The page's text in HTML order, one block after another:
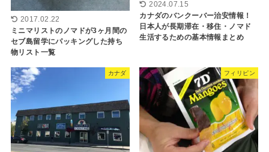
2017.02.22
ミニマリストのノマドが3ヶ月間の
セブ島留学にパッキングした持ち
物リスト一覧
2024.07.15
カナダのバンクーバー治安情報！
日本人が長期滞在・移住・ノマド
生活するための基本情報まとめ
カナダ フィリピン